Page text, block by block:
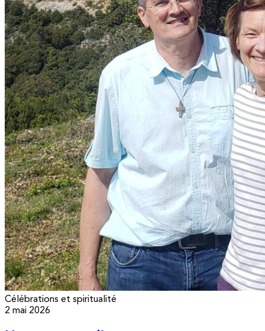
Célébrations et spiritualité
2 mai 2026